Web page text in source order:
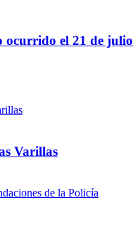
ocurrido el 21 de julio
Varillas